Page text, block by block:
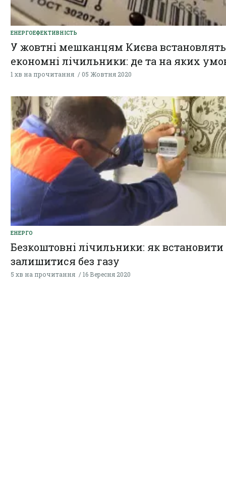
ЕНЕРГОЕФЕКТИВНІСТЬ
У жовтні мешканцям Києва встановлять
економні лічильники: де та на яких
1 хв на прочитання 05 Жовтня 2020
ЕНЕРГО
Безкоштовні лічильники: як встановити
залишитися без газу
5 хв на прочитання 16 Вересня 2020